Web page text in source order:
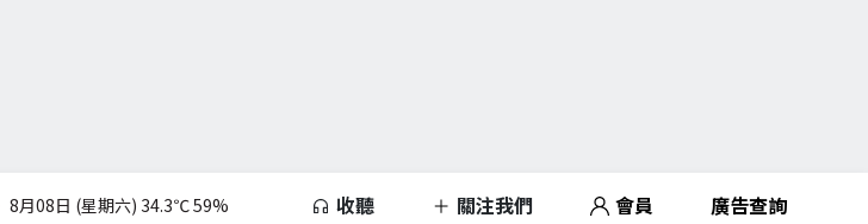
8月08日 (星期六) 34.3℃59% 收聽 關注我們 會員 廣告查詢